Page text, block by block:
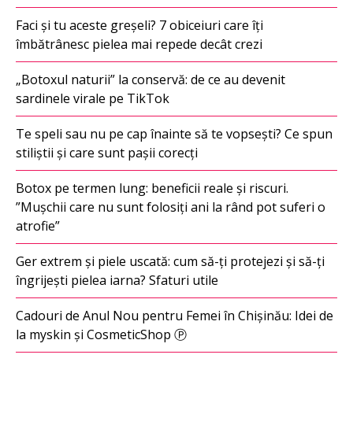
Faci și tu aceste greșeli? 7 obiceiuri care îți
îmbătrânesc pielea mai repede decât crezi
„Botoxul naturii” la conservă: de ce au devenit
sardinele virale pe TikTok
Te speli sau nu pe cap înainte să te vopsești? Ce spun
stiliștii și care sunt pașii corecți
Botox pe termen lung: beneficii reale și riscuri.
”Mușchii care nu sunt folosiți ani la rând pot suferi o
atrofie”
Ger extrem și piele uscată: cum să-ți protejezi și să-ți
îngrijești pielea iarna? Sfaturi utile
Cadouri de Anul Nou pentru Femei în Chișinău: Idei de
la myskin și CosmeticShop Ⓟ